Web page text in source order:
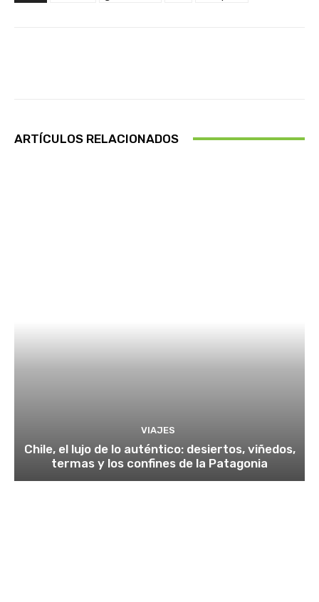
ARTÍCULOS RELACIONADOS
VIAJES
Chile, el lujo de lo auténtico: desiertos, viñedos,
termas y los confines de la Patagonia